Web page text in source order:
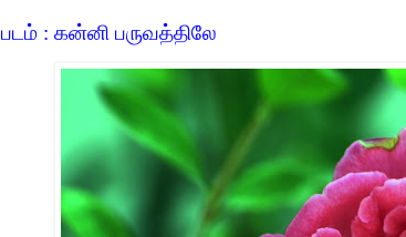
படம் : கன்னி பருவத்திலே